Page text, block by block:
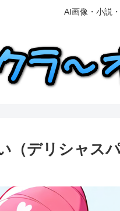
AI画像・小説
（デリシャス